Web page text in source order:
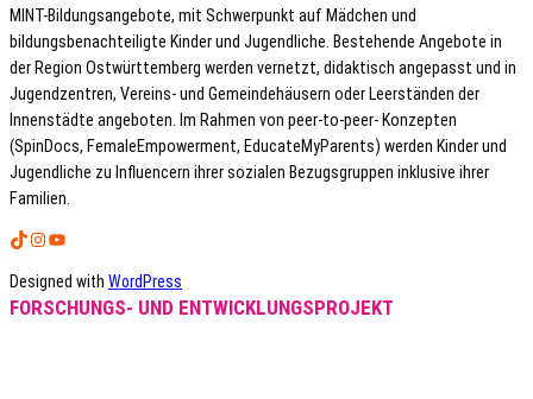
MINT-Bildungsangebote, mit Schwerpunkt auf Mädchen und
bildungsbenachteiligte Kinder und Jugendliche. Bestehende Angebote in
der Region Ostwürttemberg werden vernetzt, didaktisch angepasst und in
Jugendzentren, Vereins- und Gemeindehäusern oder Leerständen der
Innenstädte angeboten. Im Rahmen von peer-to-peer- Konzepten
(SpinDocs, FemaleEmpowerment, EducateMyParents) werden Kinder und
Jugendliche zu Influencern ihrer sozialen Bezugsgruppen inklusive ihrer
Familien.
TikTok Instagram YouTube
Designed with WordPress
FORSCHUNGS- UND ENTWICKLUNGSPROJEKT